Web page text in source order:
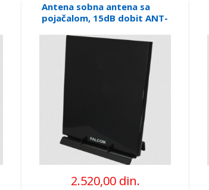
Antena sobna antena sa
pojačalom, 15dB dobit ANT-
2.520,00 din.